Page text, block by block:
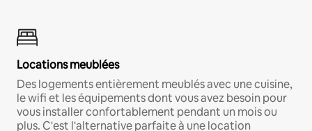
Locations meublées
Des logements entièrement meublés avec une cuisine,
le wifi et les équipements dont vous avez besoin pour
vous installer confortablement pendant un mois ou
plus. C'est l'alternative parfaite à une location